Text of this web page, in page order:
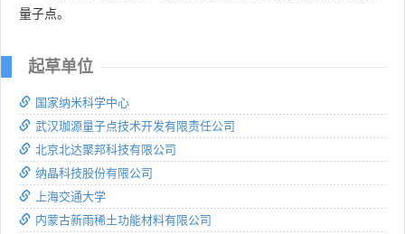
量子点。
起草单位
国家纳米科学中心
武汉珈源量子点技术开发有限责任公司
北京北达聚邦科技有限公司
纳晶科技股份有限公司
上海交通大学
内蒙古新雨稀土功能材料有限公司